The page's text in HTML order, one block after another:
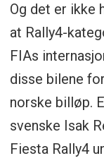
Og det er ikke
at Rally4-
FIAs
disse bilene
norske billøp.
svenske Isak
Fiesta Rally4